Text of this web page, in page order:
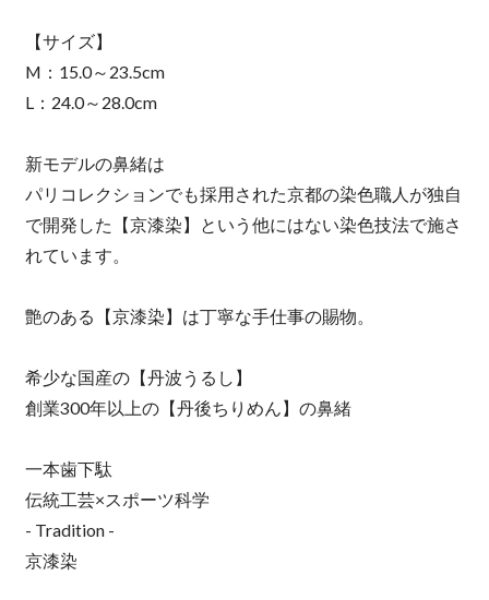
【サイズ】
M：15.0～23.5cm
L：24.0～28.0cm
新モデルの鼻緒は
パリコレクションでも採用された京都の染色職人が独自
で開発した【京漆染】という他にはない染色技法で施さ
れています。
艶のある【京漆染】は丁寧な手仕事の賜物。
希少な国産の【丹波うるし】
創業300年以上の【丹後ちりめん】の鼻緒
一本歯下駄
伝統工芸×スポーツ科学
- Tradition -
京漆染